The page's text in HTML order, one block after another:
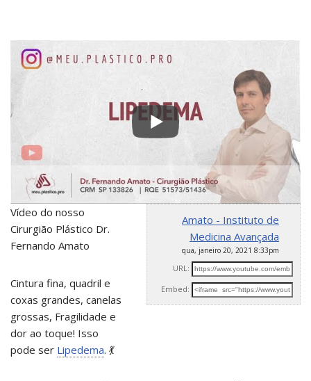
Amato - Instituto de
Medicina Avançada
qua, janeiro 20, 2021 8:33pm
URL:
Embed:
Vídeo do nosso
Cirurgião Plástico Dr.
Fernando Amato
Cintura fina, quadril e
coxas grandes, canelas
grossas, Fragilidade e
dor ao toque! Isso
pode ser Lipedema. 💃